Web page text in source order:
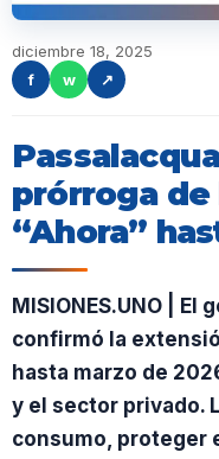
diciembre 18, 2025
f
w ↗
prórroga de
“Ahora”
MISIONES.UNO |
confirmó la
hasta marzo de
y el sector privado.
consumo, proteger